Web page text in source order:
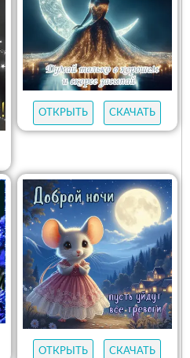
ОТКРЫТЬ СКАЧАТЬ
ОТКРЫТЬ СКАЧАТЬ